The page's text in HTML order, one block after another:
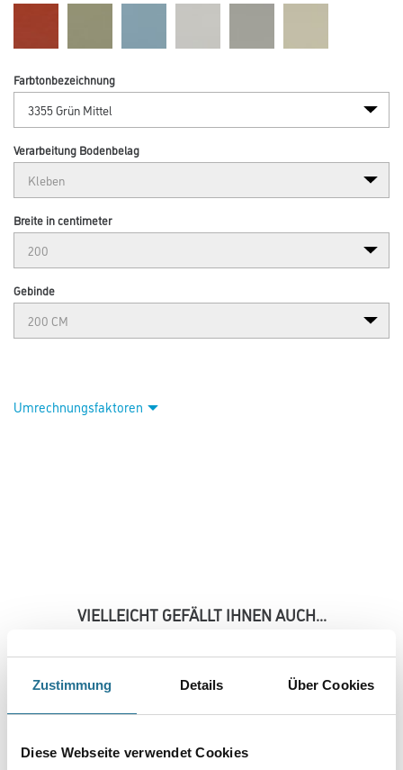
Zustimmung Details Über Cookies
Diese Webseite verwendet Cookies
Farbtonbezeichnung
Verarbeitung Bodenbelag
Breite in centimeter
Gebinde
Umrechnungsfaktoren
VIELLEICHT GEFÄLLT IHNEN AUCH...